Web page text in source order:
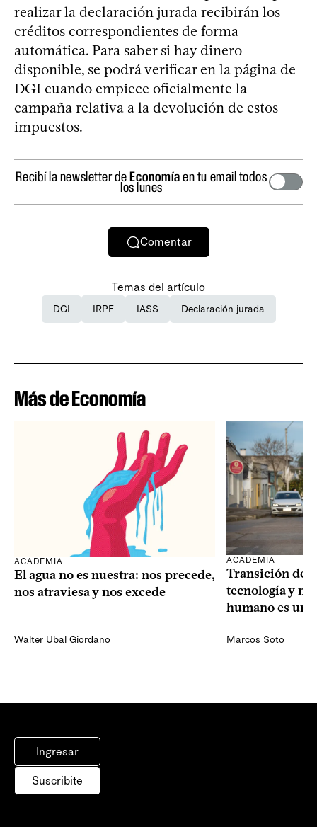
realizar la declaración jurada recibirán los
créditos correspondientes de forma
automática. Para saber si hay dinero
disponible, se podrá verificar en la página de
DGI cuando empiece oficialmente la
campaña relativa a la devolución de estos
impuestos.
Recibí la newsletter deEconomíaen tu email todos
los lunes
Comentar
Temas del artículo
DGI IRPF IASS Declaración jurada
Más de Economía
ACADEMIA
El agua no es nuestra: nos precede,
nos atraviesa y nos excede
Walter Ubal Giordano
ACADEMIA
Transición
tecnología y
humano es
Marcos Soto
Ingresar
Suscribite